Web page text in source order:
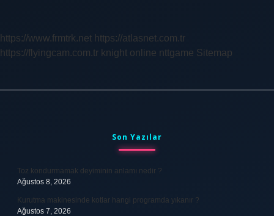
https://www.frmtrk.net https://atlasnet.com.tr
https://flyingcam.com.tr knight online nttgame Sitemap
Son Yazılar
Toz kondurmamak deyiminin anlamı nedir ?
Ağustos 8, 2026
Kurutma makinesinde kotlar hangi programda yıkanır ?
Ağustos 7, 2026